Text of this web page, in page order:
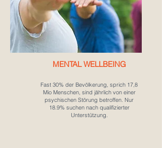
MENTALWELLBEING
Fast 30% der Bevölkerung, sprich 17,8
Mio Menschen, sind jährlich von einer
psychischen Störung betroffen. Nur
18.9% suchen nach qualifizierter
Unterstützung.